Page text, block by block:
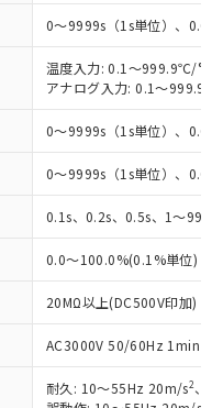
0～9999s（1s単位）、0.0
温度入力: 0.1～999.9℃/°F
アナログ入力: 0.1～
0～9999s（1s単位）、0.0
0～9999s（1s単位）、0.0
0.1s、0.2s、0.5s、1～99s
0.0～100.0%(0.1%単位)
20MΩ以上(DC500V印加)
AC3000V 50/60Hz 1min (
耐久: 10～55Hz 20m/s2、3
き、同意のうえ
制御機器事業取扱
令（10物質）の
10物質）の非含
える予定のある
令（10物質）の
対応品を出す予
令（10物質）の